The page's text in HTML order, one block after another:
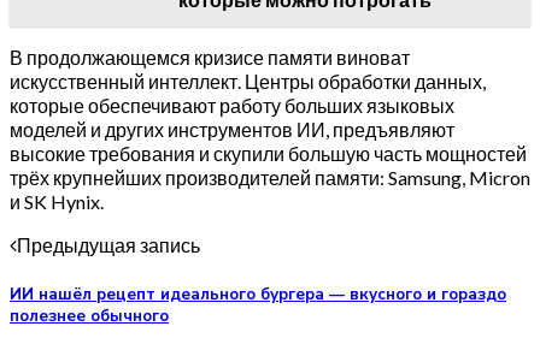
В продолжающемся кризисе памяти виноват
искусственный интеллект. Центры обработки данных,
которые обеспечивают работу больших языковых
моделей и других инструментов ИИ, предъявляют
высокие требования и скупили большую часть мощностей
трёх крупнейших производителей памяти: Samsung, Micron
и SK Hynix.
Предыдущая запись
ИИ нашёл рецепт идеального бургера — вкусного и гораздо
полезнее обычного